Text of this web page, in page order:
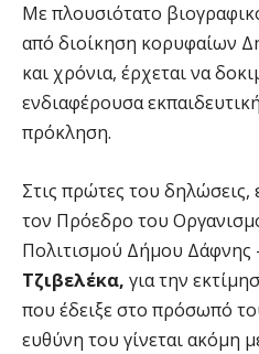
Με πλουσιότατο
από διοίκηση κορυφαίων
και χρόνια, έρχεται να
ενδιαφέρουσα
πρόκληση.
Στις πρώτες του δηλώσεις,
τον Πρόεδρο του
Πολιτισμού Δήμου Δάφνης
Τζιβελέκα, για την
που έδειξε στο πρόσωπό
ευθύνη του γίνεται ακόμη